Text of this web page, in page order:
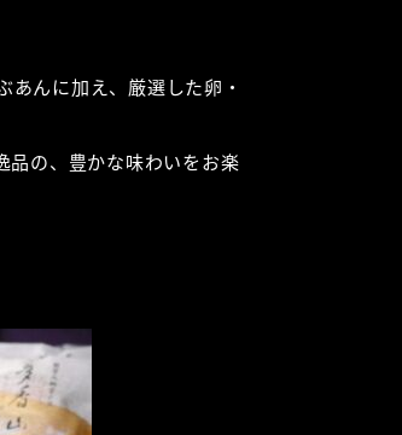
んに加え、厳選した卵・
品の、豊かな味わいをお楽